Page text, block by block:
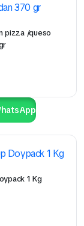
pizza /queso
1 Kg